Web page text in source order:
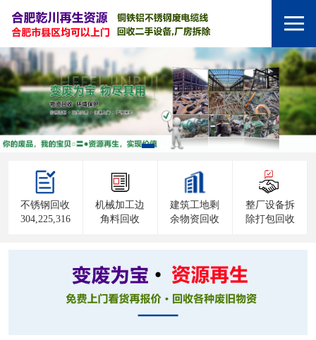
不锈钢回收
304,225,316
机械加工边
角料回收
建筑工地剩
余物资回收
整厂设备拆
除打包回收